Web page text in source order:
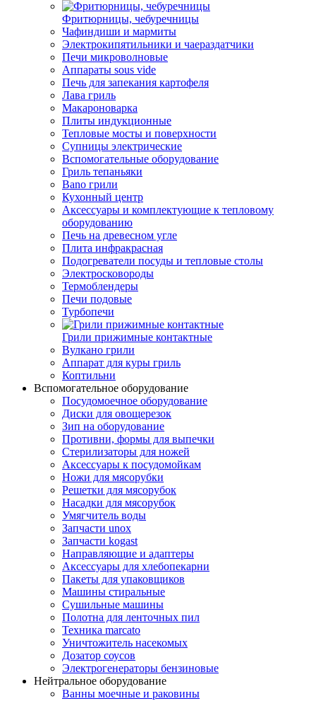
Фритюрницы, чебуречницы
Чафиндиши и мармиты
Электрокипятильники и чаераздатчики
Печи микроволновые
Аппараты sous vide
Печь для запекания картофеля
Лава гриль
Макароноварка
Плиты индукционные
Тепловые мосты и поверхности
Супницы электрические
Вспомогательные оборудование
Гриль тепаньяки
Bano грили
Кухонный центр
Аксессуары и комплектующие к тепловому
оборудованию
Печь на древесном угле
Плита инфракрасная
Подогреватели посуды и тепловые столы
Электросковороды
Термоблендеры
Печи подовые
Турбопечи
Грили прижимные контактные
Вулкано грили
Аппарат для куры гриль
Коптильни
Вспомогательное оборудование
Посудомоечное оборудование
Диски для овощерезок
Зип на оборудование
Противни, формы для выпечки
Стерилизаторы для ножей
Аксессуары к посудомойкам
Ножи для мясорубки
Решетки для мясорубок
Насадки для мясорубок
Умягчитель воды
Запчасти unox
Запчасти kogast
Направляющие и адаптеры
Аксессуары для хлебопекарни
Пакеты для упаковщиков
Машины стиральные
Сушильные машины
Полотна для ленточных пил
Техника marcato
Уничтожитель насекомых
Дозатор соусов
Электрогенераторы бензиновые
Нейтральное оборудование
Ванны моечные и раковины